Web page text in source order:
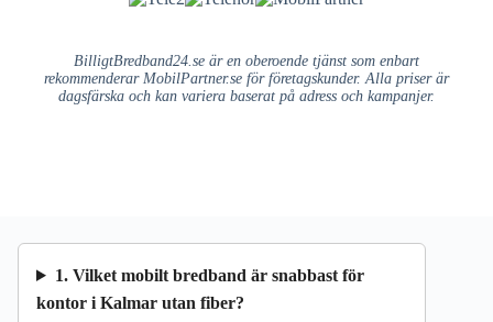
BilligtBredband24.se är en oberoende tjänst som enbart
rekommenderar MobilPartner.se för företagskunder. Alla priser är
dagsfärska och kan variera baserat på adress och kampanjer.
1. Vilket mobilt bredband är snabbast för
kontor i Kalmar utan fiber?